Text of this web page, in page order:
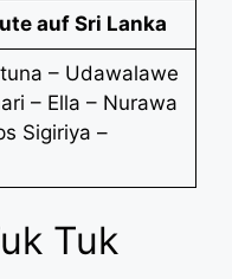
auf Sri Lanka
– Udawalawe
– Ella – Nurawa
Sigiriya –
Tuk